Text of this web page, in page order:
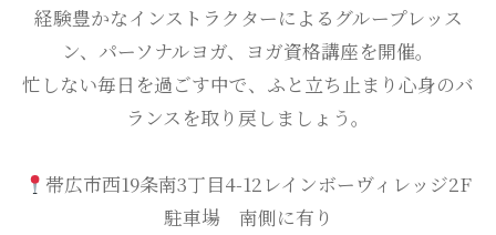
経験豊かなインストラクターによるグループレッス
ン、パーソナルヨガ、ヨガ資格講座を開催。
忙しない毎日を過ごす中で、ふと立ち止まり心身のバ
ランスを取り戻しましょう。
帯広市西19条南3丁目4-12レインボーヴィレッジ2F
駐車場 南側に有り